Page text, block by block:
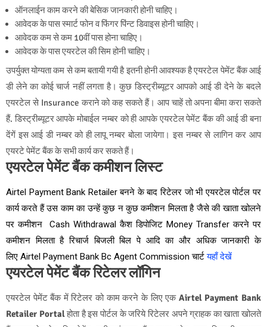
ऑनलाईन काम करने की बेसिक जानकारी होनी चाहिए।
आवेदक के पास स्‍मार्ट फोन व फिंगर पिंन्‍ट डिवाइस होनी चाहिए।
आवेदक कम से कम 10वीं पास होना चाहिए।
आवेदक के पास एयरटेल की सिम होनी चाहिए।
उपर्युक्‍त योग्‍यता कम से कम बतायी गयी है इतनी होनी आवश्‍यक है एयरटेल पेमेंट बैंक आई
डी लेने का कोई चार्ज नहीं लगता है। कुछ डिस्‍ट्रीब्‍यूटर आपको आई डी देने के बदले
एयरटेल से Insurance कराने को कह सकते हैं। आप चाहें तो अपना बीमा करा सकते
हैं. डिस्‍ट्रीब्‍यूटर आपके मोबाईल नम्‍बर को ही आपके एयरटेल पेमेंट बैंक की आई डी बना
देंगें इस आई डी नम्‍बर को ही लापू नम्‍बर बोला जायेगा। इस नम्‍बर से लागिन कर आप
एयरटे पेमेंट बैंक के सभी कार्य कर सकते हैं।
एयरटेल पेमेंट बैंक कमीशन लिस्ट
Airtel Payment Bank Retailer बनने के बाद रिटेलर जो भी एयरटेल पोर्टल पर
कार्य करते हैं उस काम का उन्हें कुछ न कुछ कमीशन मिलता है जैसे की खाता खोलने
पर कमीशन Cash Withdrawal कैश डिपोजिट Money Transfer करने पर
कमीशन मिलता है रिचार्ज बिजली बिल पे आदि का और अधिक जानकारी के
लिए Airtel Payment Bank Bc Agent Commission चार्टयहाँ देखें
एयरटेल पेमेंट बैंक रिटेलर लॉगिन
एयरटेल पेमेंट बैंक में रिटेलर को काम करने के लिए एक Airtel Payment Bank
Retailer Portalहोता है इस पोर्टल के जरिये रिटेलर अपने ग्राहक का खाता खोलते